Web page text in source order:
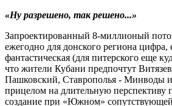
«Ну разрешено, так решено...»
Запроектированный 8-миллионый
ежегодно для донского региона цифра,
фантастическая (для питерского еще
что жители Кубани предпочтут
Пашковский, Ставрополья - Минводы и
прицелом на длительную перспективу
создание при «Южном»